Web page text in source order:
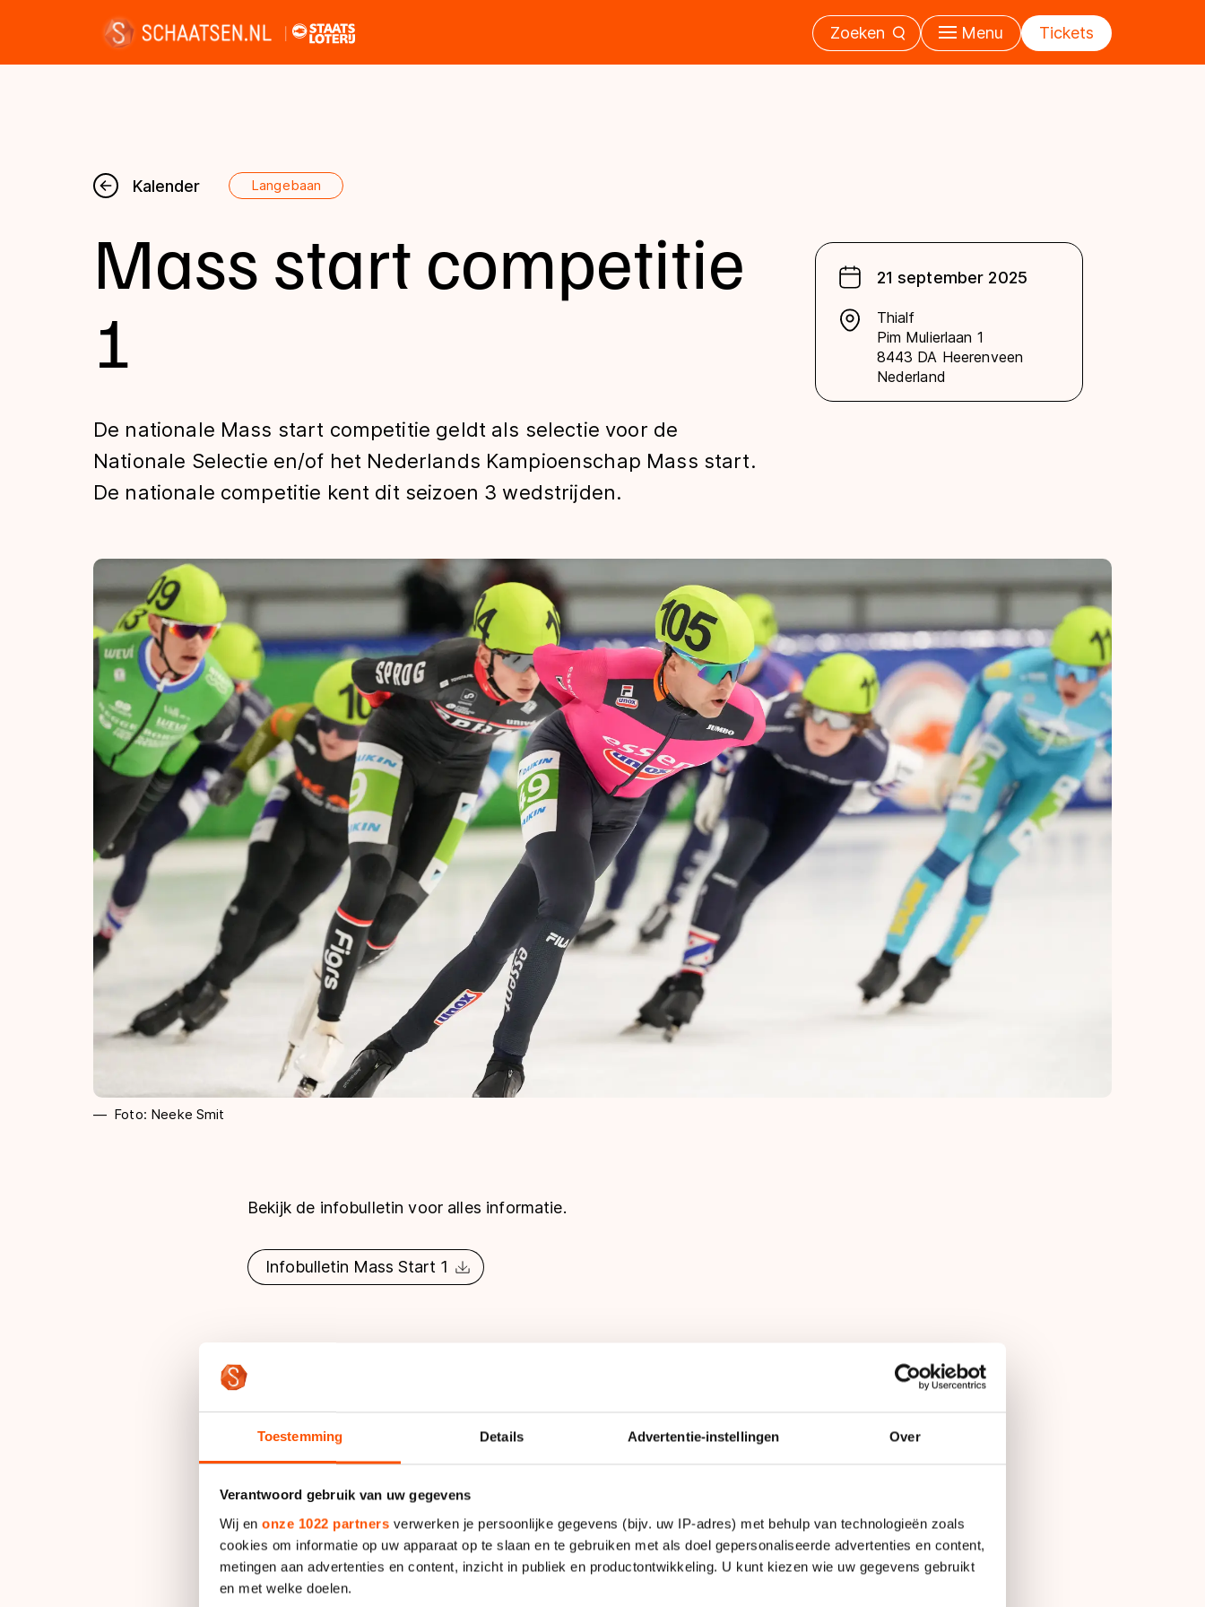
Toestemming Details Advertentie-instellingen Over
Verantwoord gebruik van uw gegevens
Wij en onze 1022 partners verwerken je persoonlijke gegevens (bijv. uw IP-adres) met behulp van technologieën zoals
cookies om informatie op uw apparaat op te slaan en te gebruiken met als doel gepersonaliseerde advertenties en content,
metingen aan advertenties en content, inzicht in publiek en productontwikkeling. U kunt kiezen wie uw gegevens gebruikt
en met welke doelen.
Zoeken Menu Tickets
Nieuws
Kalender
Disciplines
Uitslagen
Tijden & historie
De weg op
Schaatsfans
Olympische Spelen
Kalender Langebaan
21 september 2025
Thialf
Pim Mulierlaan 1
8443 DA Heerenveen
Nederland
Mass start competitie
1
De nationale Mass start competitie geldt als selectie voor de
Nationale Selectie en/of het Nederlands Kampioenschap Mass start.
De nationale competitie kent dit seizoen 3 wedstrijden.
Foto: Neeke Smit
Bekijk de infobulletin voor alles informatie.
Infobulletin Mass Start 1
Deelnemerslijst
Alle deelnemers zijn te vinden op de
Programma
Zondag 21 september
17:00 | Heat 1 vrouwen
17:10 | Heat 2 vrouwen